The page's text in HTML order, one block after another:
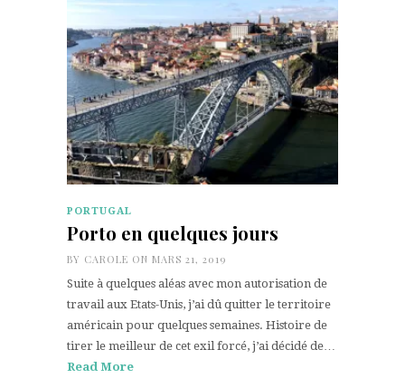
PORTUGAL
Porto en quelques jours
BY CAROLE ON MARS 21, 2019
Suite à quelques aléas avec mon autorisation de
travail aux Etats-Unis, j’ai dû quitter le territoire
américain pour quelques semaines. Histoire de
tirer le meilleur de cet exil forcé, j’ai décidé de…
Read More